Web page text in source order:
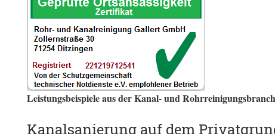
Leistungsbeispiele aus der Kanal- und
Kanalsanierung auf dem